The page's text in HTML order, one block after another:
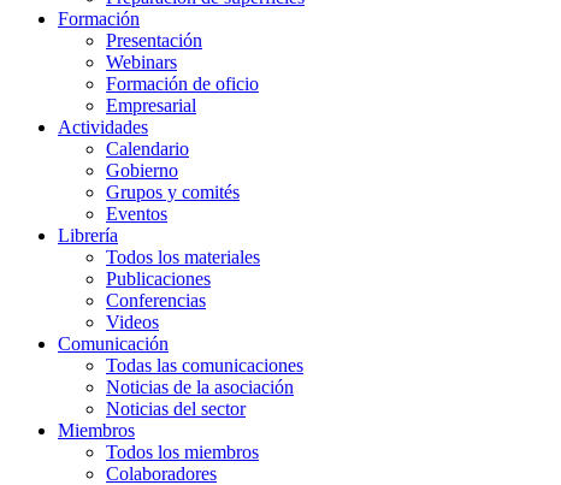
Formación
Presentación
Webinars
Formación de oficio
Empresarial
Actividades
Calendario
Gobierno
Grupos y comités
Eventos
Librería
Todos los materiales
Publicaciones
Conferencias
Videos
Comunicación
Todas las comunicaciones
Noticias de la asociación
Noticias del sector
Miembros
Todos los miembros
Colaboradores